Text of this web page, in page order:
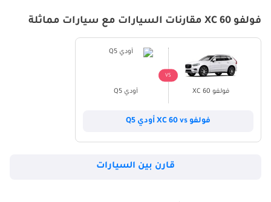
فولفو XC 60 مقارنات السيارات مع سيارات مماثلة
فولفو XC 60
VS
أودي Q5
فولفو XC 60 vs أودي Q5
قارن بين السيارات